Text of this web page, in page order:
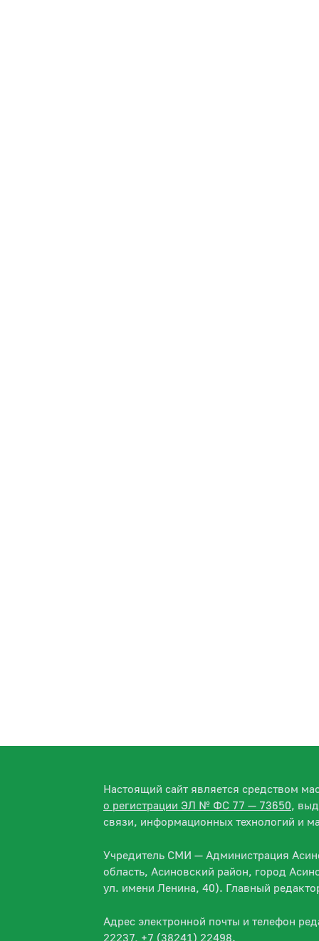
Настоящий сайт является средством
о регистрации ЭЛ № ФС 77 — 73650,
связи, информационных технологий и
Учредитель СМИ — Администрация
область, Асиновский район, город
ул. имени Ленина, 40). Главный
Адрес электронной почты и телефон
22237, +7 (38241) 22498.